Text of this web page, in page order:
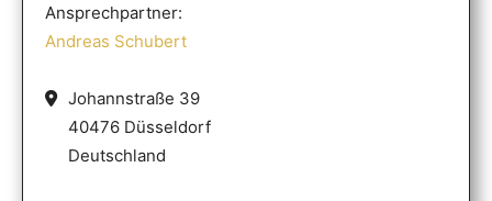
Ansprechpartner:
Andreas Schubert
Johannstraße 39
40476 Düsseldorf
Deutschland